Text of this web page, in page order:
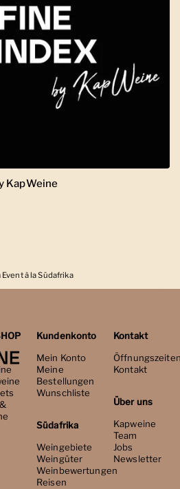
KapWeine
Event à la Südafrika
Kundenkonto
Mein Konto
Meine
Bestellungen
Wunschliste
Südafrika
Weingebiete
Weingüter
Weinbewertungen
Reisen
Kontakt
Kontakt
Über uns
Kapweine
Team
Jobs
Newsletter